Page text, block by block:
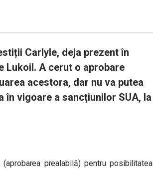
Carlyle, deja prezent în
Lukoil. A cerut o aprobare
acestora, dar nu va putea
vigoare a sancțiunilor SUA, la
prealabilă) pentru posibilitatea